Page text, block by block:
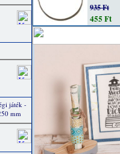
játék -
mm
935 Ft
455 Ft